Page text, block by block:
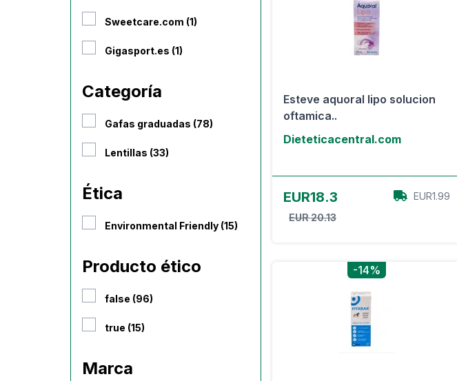
Sweetcare.com (1)
Gigasport.es (1)
Categoría
Gafas graduadas (78)
Lentillas (33)
Ética
Environmental Friendly (15)
Producto ético
false (96)
true (15)
Marca
Esteve aquoral lipo solucion
oftamica..
Dieteticacentral.com
EUR18.3
EUR 20.13
EUR1.99
-14%